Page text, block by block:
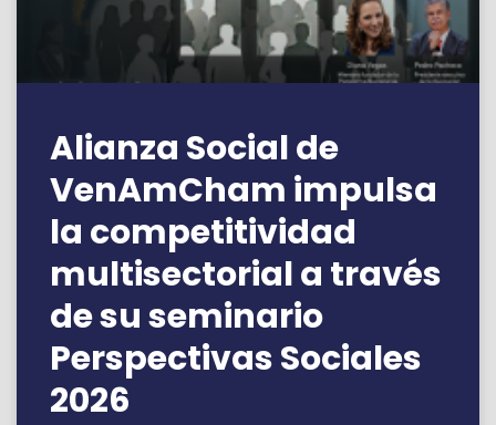
Alianza Social de
VenAmCham impulsa
la competitividad
multisectorial a través
de su seminario
Perspectivas Sociales
2026